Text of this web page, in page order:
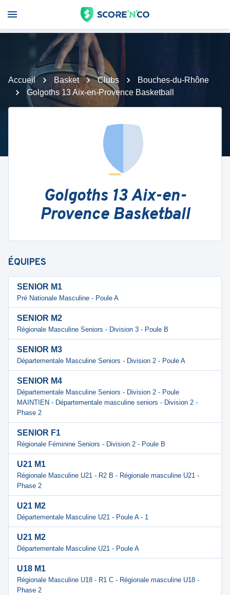
Accueil Basket Clubs
Bouches-du-Rhône
Golgoths 13 Aix-en-Provence Basketball
Golgoths 13 Aix-en-
Provence Basketball
ÉQUIPES
SENIOR M1
Pré Nationale Masculine - Poule A
SENIOR M2
Régionale Masculine Seniors - Division 3 - Poule B
SENIOR M3
Départementale Masculine Seniors - Division 2 - Poule A
SENIOR M4
Départementale Masculine Seniors - Division 2 - Poule
MAINTIEN - Départementale masculine seniors - Division 2 -
Phase 2
SENIOR F1
Régionale Féminine Seniors - Division 2 - Poule B
U21 M1
Régionale Masculine U21 - R2 B - Régionale masculine U21 -
Phase 2
U21 M2
Départementale Masculine U21 - Poule A - 1
U21 M2
Départementale Masculine U21 - Poule A
U18 M1
Régionale Masculine U18 - R1 C - Régionale masculine U18 -
Phase 2